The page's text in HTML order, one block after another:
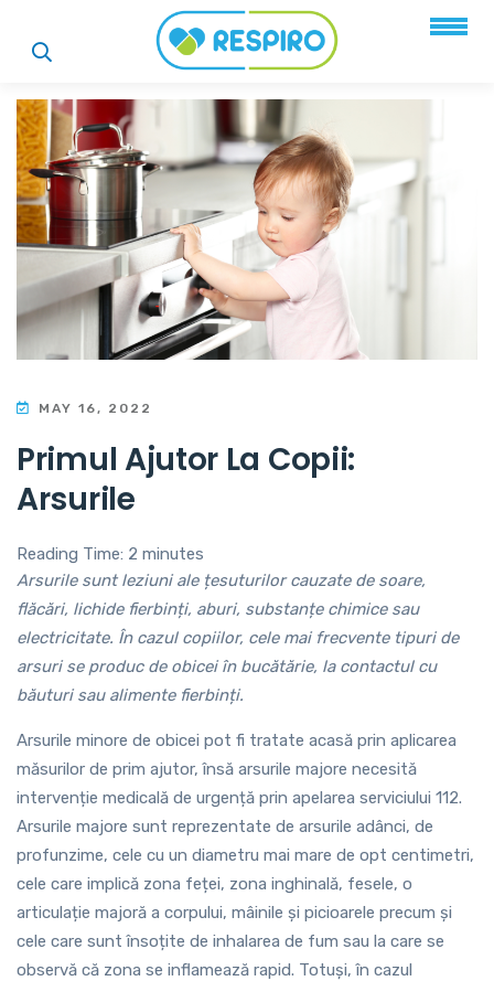
MAY 16, 2022
Primul Ajutor La Copii:
Arsurile
Reading Time: 2 minutes
Arsurile sunt leziuni ale țesuturilor cauzate de soare,
flăcări, lichide fierbinți, aburi, substanțe chimice sau
electricitate. În cazul copiilor, cele mai frecvente tipuri de
arsuri se produc de obicei în bucătărie, la contactul cu
băuturi sau alimente fierbinți.
Arsurile minore de obicei pot fi tratate acasă prin aplicarea
măsurilor de prim ajutor, însă arsurile majore necesită
intervenție medicală de urgență prin apelarea serviciului 112.
Arsurile majore sunt reprezentate de arsurile adânci, de
profunzime, cele cu un diametru mai mare de opt centimetri,
cele care implică zona feței, zona inghinală, fesele, o
articulație majoră a corpului, mâinile și picioarele precum și
cele care sunt însoțite de inhalarea de fum sau la care se
observă că zona se inflamează rapid. Totuși, în cazul